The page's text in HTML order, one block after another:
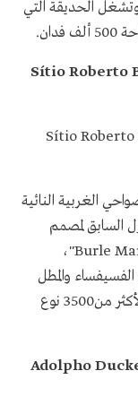
الحديقة التي
Sítio
الغربية النائية
لمصمم
Burle"،
والمطل
على الشاطئ، وتشتهر الحديقة بأنها موطن لأكثر من3500 نوع
Adolpho